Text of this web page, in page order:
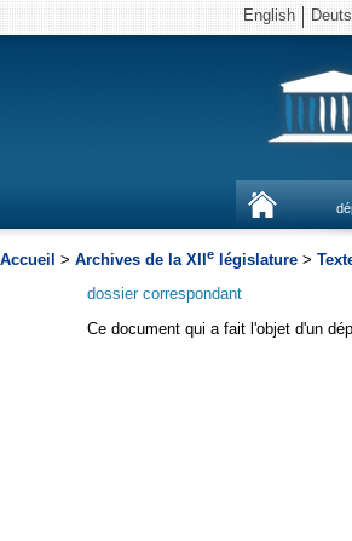
English
Accueil > Archives de la XII e législature >
dossier correspondant
Ce document qui a fait l'objet d'un